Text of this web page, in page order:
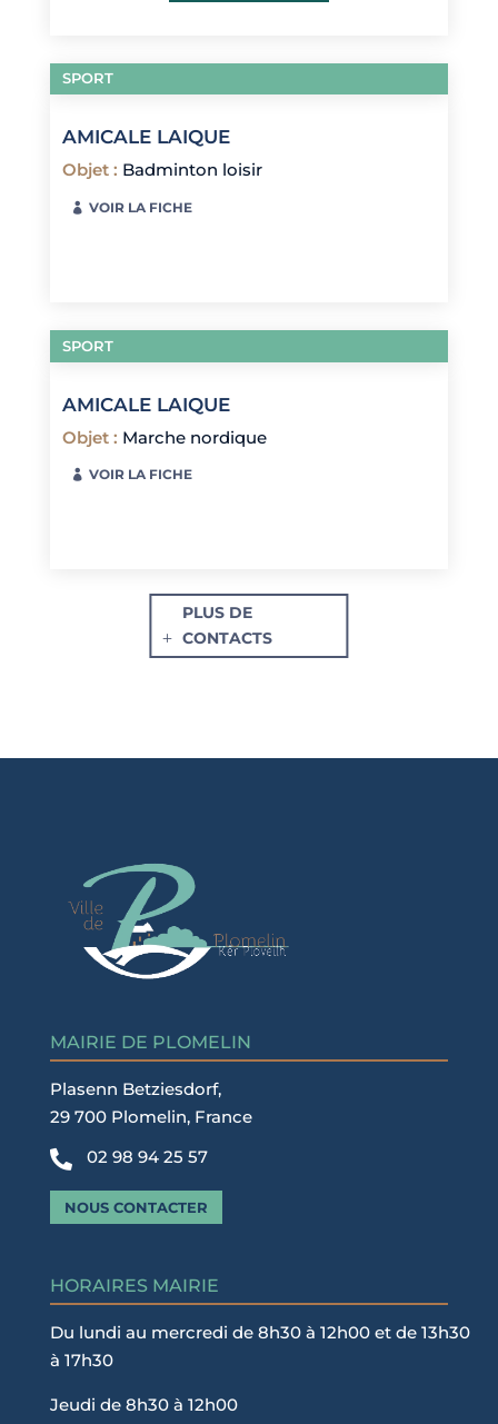
SPORT
AMICALE LAIQUE
Objet : Badminton loisir
VOIR LA FICHE
SPORT
AMICALE LAIQUE
Objet : Marche nordique
VOIR LA FICHE
PLUS DE
CONTACTS
MAIRIE DE PLOMELIN
Plasenn Betziesdorf,
29 700 Plomelin, France
 02 98 94 25 57
NOUS CONTACTER
HORAIRES MAIRIE
Du lundi au mercredi de 8h30 à 12h00 et de 13h30
à 17h30
Jeudi de 8h30 à 12h00